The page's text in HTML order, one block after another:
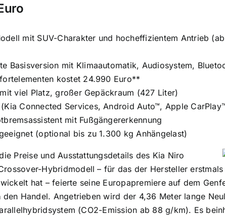
mit SUV-Charakter und hocheffizientem Antrieb
Basisversion mit Klimaautomatik, Audiosystem,
kostet 24.990 Euro**
viel Platz, großer Gepäckraum (427 Liter)
Connected Services, Android Auto™, Apple
mit Fußgängererkennung
(optional bis zu 1.300 kg Anhängelast)
Preise und Ausstattungsdetails des Kia Niro
Hybridmodell – für das der Hersteller
hat – feierte seine Europapremiere auf dem
den Handel. Angetrieben wird der 4,36 Meter lange
(CO2-Emission ab 88 g/km). Es